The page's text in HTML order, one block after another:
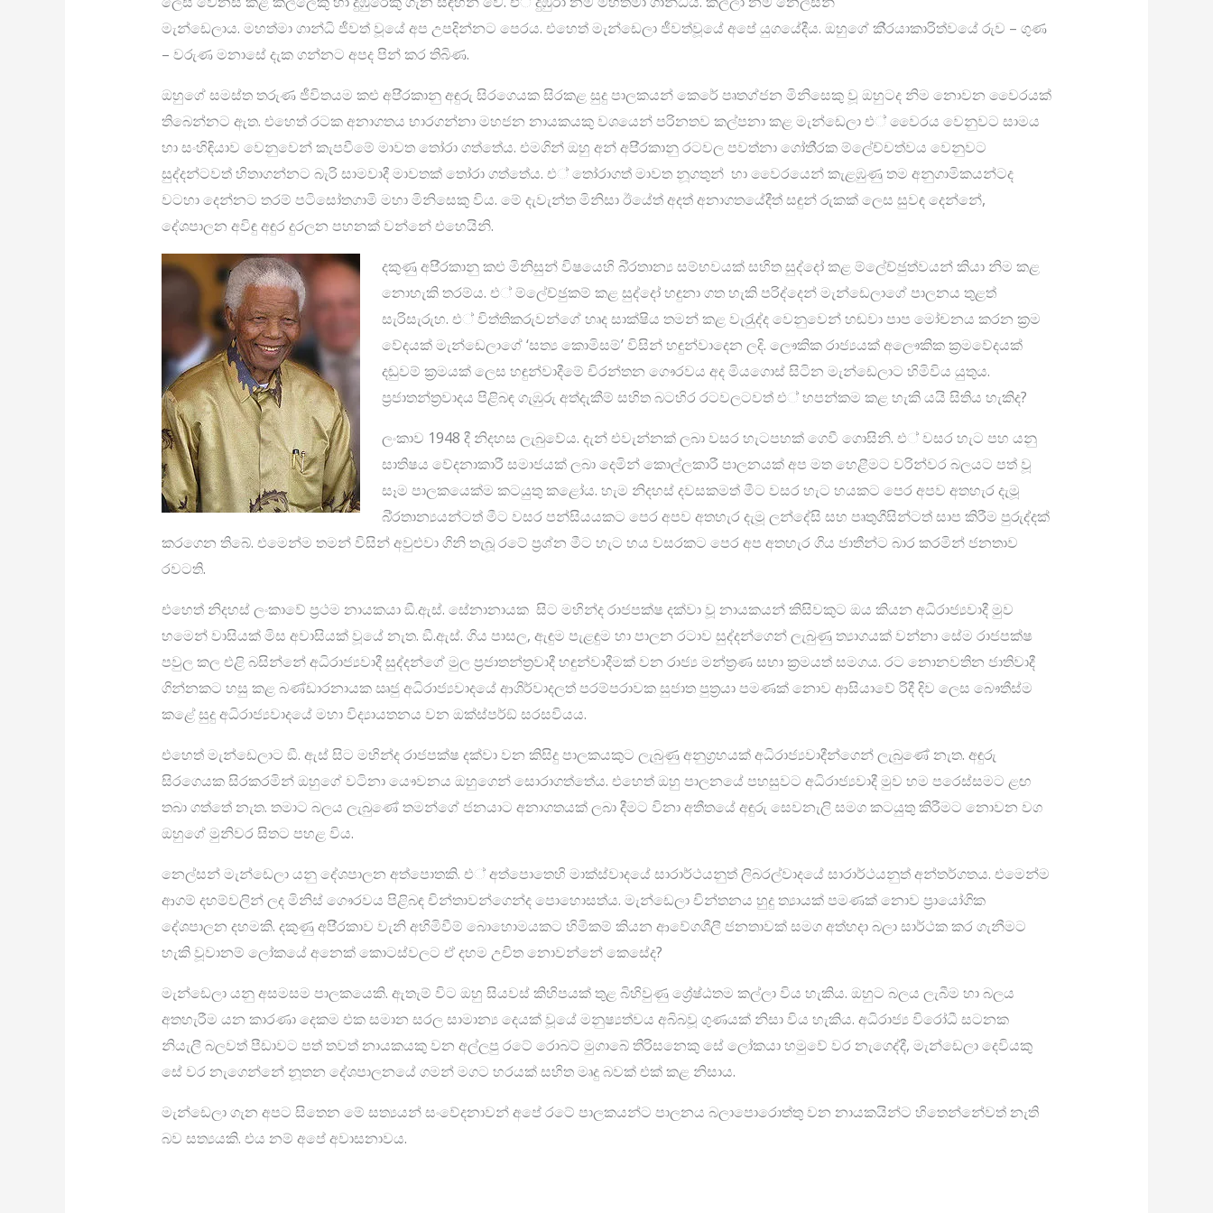
මැන්ඩෙලාය. මහත්මා ගාන්ධි ජීවත් වූයේ අප උපදින්නට පෙරය. එහෙත් මැන්ඩෙලා ජීවත්වූයේ අපේ යුගයේදීය. ඔහුගේ කි‍්‍රයාකාරිත්වයේ රුව – ගුණ
– වරුණ මනාසේ දැක ගන්නට අපද පින් කර තිබිණ.
ඔහුගේ සමස්ත තරුණ ජීවිතයම කළු අපි‍්‍රකානු අඳුරු සිරගෙයක සිරකළ සුදු පාලකයන් කෙරේ පෘතග්ජන මිනිසෙකු වූ ඔහුටද නිම නොවන වෛරයක්
තිබෙන්නට ඇත. එහෙත් රටක අනාගතය භාරගන්නා මහජන නායකයකු වශයෙන් පරිනතව කල්පනා කළ මැන්ඩෙලා එ් වෛරය වෙනුවට සාමය
හා සංහිඳියාව වෙනුවෙන් කැපවීමේ මාවත තෝරා ගත්තේය. එමගින් ඔහු අන් අපි‍්‍රකානු රටවල පවත්නා ගෝති‍්‍රක ම්ලේච්චත්වය වෙනුවට
සුද්දන්ටවත් හිතාගන්නට බැරි සාමවාදී මාවතක් තෝරා ගත්තේය. එ් තෝරාගත් මාවත නූගතුන් හා වෛරයෙන් කැළඹුණු තම අනුගාමිකයන්ටද
වටහා දෙන්නට තරම් පටිසෝතගාමි මහා මිනිසෙකු විය. මේ දැවැන්ත මිනිසා ඊයේත් අදත් අනාගතයේදීත් සඳුන් රුකක් ලෙස සුවඳ දෙන්නේ,
දේශපාලන අවිඳු අඳුර දුරලන පහනක් වන්නේ එහෙයිනි.
දකුණු අපි‍්‍රකානු කළු මිනිසුන් විෂයෙහි බි‍්‍රතාන්‍ය සම්භවයක් සහිත සුද්දෝ කළ ම්ලේච්ඡුත්වයන් කියා නිම කළ
නොහැකි තරම්ය. එ් ම්ලේච්ඡුකම් කළ සුද්දෝ හඳුනා ගත හැකි පරිද්දෙන් මැන්ඩෙලාගේ පාලනය තුළත්
සැරිසැරුහ. එ් විත්තිකරුවන්ගේ හෘද සාක්ෂිය තමන් කළ වැරැුද්ද වෙනුවෙන් හඬවා පාප මෝචනය කරන ක‍්‍රම
වේදයක් මැන්ඩෙලාගේ ‘සත්‍ය කොමිසම්’ විසින් හඳුන්වාදෙන ලදි. ලෞකික රාජ්‍යයක් අලෞකික ක‍්‍රමවේදයක්
දඬුවම් ක‍්‍රමයක් ලෙස හඳුන්වාදීමේ චිරන්තන ගෞරවය අද මියගොස් සිටින මැන්ඩෙලාට හිමිවිය යුතුය.
ප‍්‍රජාතන්ත‍්‍රවාදය පිළිබඳ ගැඹුරු අත්දැකීම් සහිත බටහිර රටවලටවත් එ් හපන්කම කළ හැකි යයි සිතිය හැකිද?
ලංකාව 1948 දී නිදහස ලැබුවේය. දැන් එවැන්නක් ලබා වසර හැටපහක් ගෙවී ගොසිනි. එ් වසර හැට පහ යනු
සාතිෂය වේදනාකාරී සමාජයක් ලබා දෙමින් කොල්ලකාරී පාලනයක් අප මත හෙළීමට වරින්වර බලයට පත් වූ
සෑම පාලකයෙක්ම කටයුතු කළෝය. හැම නිදහස් දවසකමත් මීට වසර හැට හයකට පෙර අපව අතහැර දැමූ
බි‍්‍රතාන්‍යයන්ටත් මීට වසර පන්සියයකට පෙර අපව අතහැර දැමූ ලන්දේසි සහ පෘතුගීසින්ටත් සාප කිරීම පුරුද්දක්
කරගෙන තිබේ. එමෙන්ම තමන් විසින් අවුළුවා ගිනි තැබූ රටේ ප‍්‍රශ්න මීට හැට හය වසරකට පෙර අප අතහැර ගිය ජාතීන්ට බාර කරමින් ජනතාව
රවටති.
එහෙත් නිදහස් ලංකාවේ ප‍්‍රථම නායකයා ඞී.ඇස්. සේනානායක සිට මහින්ද රාජපක්ෂ දක්වා වූ නායකයන් කිසිවකුට ඔය කියන අධිරාජ්‍යවාදී මුව
හමෙන් වාසියක් මිස අවාසියක් වූයේ නැත. ඞී.ඇස්. ගිය පාසල, ඇඳුම පැළඳුම හා පාලන රටාව සුද්දන්ගෙන් ලැබුණු ත්‍යාගයක් වන්නා සේම රාජපක්ෂ
පවුල කල එළි බසින්නේ අධිරාජ්‍යවාදී සුද්දන්ගේ මුල ප‍්‍රජාතන්ත‍්‍රවාදී හඳුන්වාදීමක් වන රාජ්‍ය මන්ත‍්‍රණ සභා ක‍්‍රමයත් සමගය. රට නොනවතින ජාතිවාදී
ගින්නකට හසු කළ බණ්ඩාරනායක ඍජු අධිරාජ්‍යවාදයේ ආශිර්වාදලත් පරම්පරාවක සුජාත පුත‍්‍රයා පමණක් නොව ආසියාවේ රිදී දිව ලෙස බෞතීස්ම
කළේ සුදු අධිරාජ්‍යවාදයේ මහා විද්‍යායතනය වන ඔක්ස්පර්ඞ් සරසවියය.
එහෙත් මැන්ඩෙලාට ඞී. ඇස් සිට මහින්ද රාජපක්ෂ දක්වා වන කිසිදු පාලකයකුට ලැබුණු අනුග‍්‍රහයක් අධිරාජ්‍යවාදීන්ගෙන් ලැබුණේ නැත. අඳුරු
සිරගෙයක සිරකරමින් ඔහුගේ වටිනා යෞවනය ඔහුගෙන් සොරාගත්තේය. එහෙත් ඔහු පාලනයේ පහසුවට අධිරාජ්‍යවාදී මුව හම පරෙස්සමට ළඟ
තබා ගත්තේ නැත. තමාට බලය ලැබුණේ තමන්ගේ ජනයාට අනාගතයක් ලබා දීමට විනා අතීතයේ අඳුරු සෙවනැලි සමග කටයුතු කිරීමට නොවන වග
ඔහුගේ මුනිවර සිතට පහළ විය.
නෙල්සන් මැන්ඩෙලා යනු දේශපාලන අත්පොතකි. එ් අත්පොතෙහි මාක්ස්වාදයේ සාරාර්ථයනුත් ලිබරල්වාදයේ සාරාර්ථයනුත් අන්තර්ගතය. එමෙන්ම
ආගම් දහම්වලින් ලද මිනිස් ගෞරවය පිළිබඳ චින්තාවන්ගෙන්ද පොහොසත්ය. මැන්ඩෙලා චින්තනය හුදු ත්‍යායක් පමණක් නොව ප‍්‍රායෝගික
දේශපාලන දහමකි. දකුණු අපි‍්‍රකාව වැනි අහිමිවීම් බොහොමයකට හිමිකම් කියන ආවේගශීලී ජනතාවක් සමග අත්හදා බලා සාර්ථක කර ගැනීමට
හැකි වූවානම් ලෝකයේ අනෙක් කොටස්වලට ඒ දහම උචිත නොවන්නේ කෙසේද?
මැන්ඩෙලා යනු අසමසම පාලකයෙකි. ඇතැම් විට ඔහු සියවස් කිහිපයක් තුළ බිහිවුණු ශ්‍රේෂ්ඨතම කල්ලා විය හැකිය. ඔහුට බලය ලැබීම හා බලය
අතහැරීම යන කාරණා දෙකම එක සමාන සරල සාමාන්‍ය දෙයක් වූයේ මනුෂ්‍යත්වය අබිබවූ ගුණයක් නිසා විය හැකිය. අධිරාජ්‍ය විරෝධී සටනක
නියැලී බලවත් පීඩාවට පත් තවත් නායකයකු වන අල්ලපු රටේ රොබට් මුගාබේ තිරිසනෙකු සේ ලෝකයා හමුවේ වර නැගෙද්දී, මැන්ඩෙලා දෙවියකු
සේ වර නැගෙන්නේ නූතන දේශපාලනයේ ගමන් මගට හරයක් සහිත මෘදු බවක් එක් කළ නිසාය.
මැන්ඩෙලා ගැන අපට සිතෙන මේ සත්‍යයන් සංවේදනාවන් අපේ රටේ පාලකයන්ට පාලනය බලාපොරොත්තු වන නායකයින්ට හිතෙන්නේවත් නැති
බව සත්‍යයකි. එය නම් අපේ අවාසනාවය.